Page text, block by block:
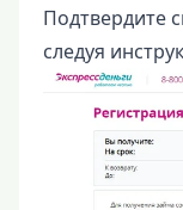
Подтвердите
следуя